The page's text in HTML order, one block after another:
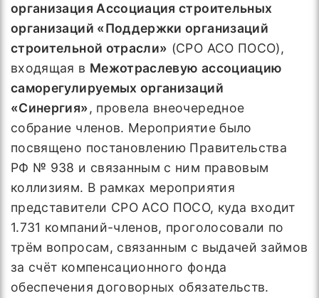
организация Ассоциация строительных
организаций «Поддержки организаций
строительной отрасли» (СРО АСО ПОСО),
входящая в Межотраслевую ассоциацию
саморегулируемых организаций
«Синергия», провела внеочередное
собрание членов. Мероприятие было
посвящено постановлению Правительства
РФ № 938 и связанным с ним правовым
коллизиям. В рамках мероприятия
представители СРО АСО ПОСО, куда входит
1.731 компаний-членов, проголосовали по
трём вопросам, связанным с выдачей займов
за счёт компенсационного фонда
обеспечения договорных обязательств.